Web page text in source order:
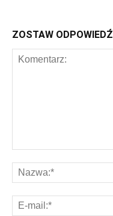
ZOSTAW ODPOWIEDŹ